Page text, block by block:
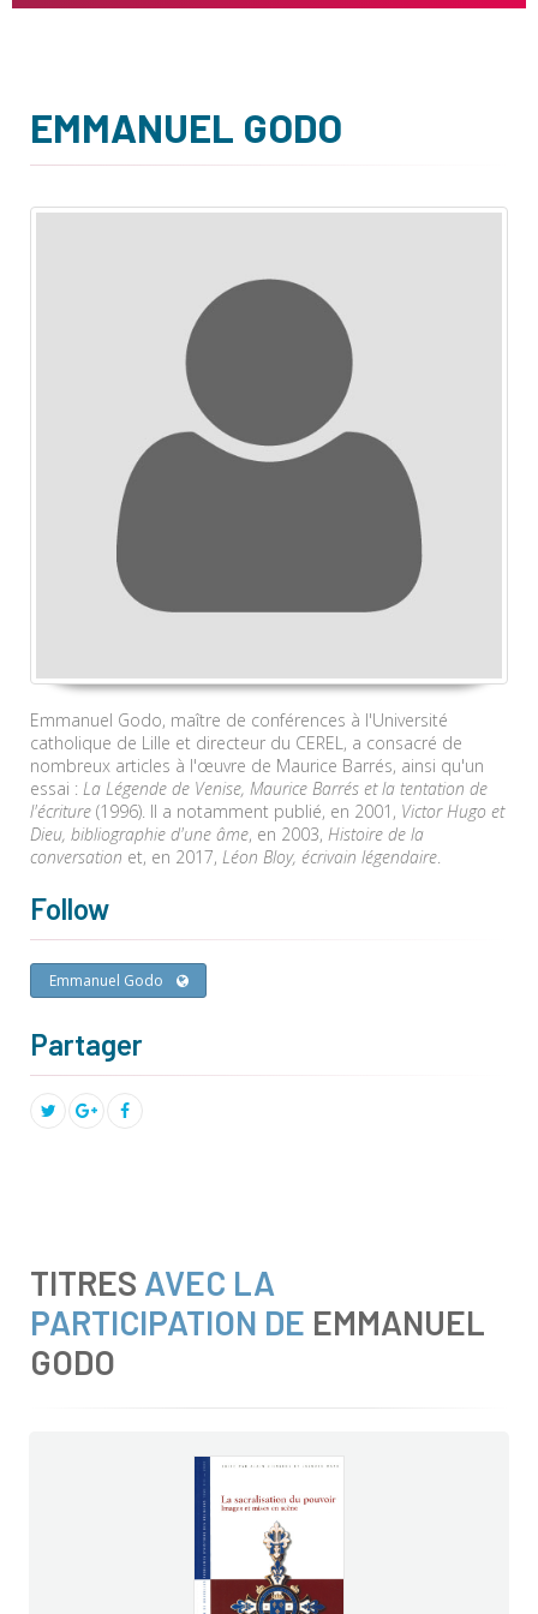
EMMANUEL GODO
Emmanuel Godo, maître de conférences à l'Université
catholique de Lille et directeur du CEREL, a consacré de
nombreux articles à l'œuvre de Maurice Barrés, ainsi qu'un
essai : La Légende de Venise, Maurice Barrés et la tentation de
l'écriture (1996). Il a notamment publié, en 2001, Victor Hugo et
Dieu, bibliographie d'une âme, en 2003, Histoire de la
conversation et, en 2017, Léon Bloy, écrivain légendaire.
Follow
Emmanuel Godo
Partager
TITRES AVEC LA
PARTICIPATION DE EMMANUEL
GODO
Le pouvoir et le sacré